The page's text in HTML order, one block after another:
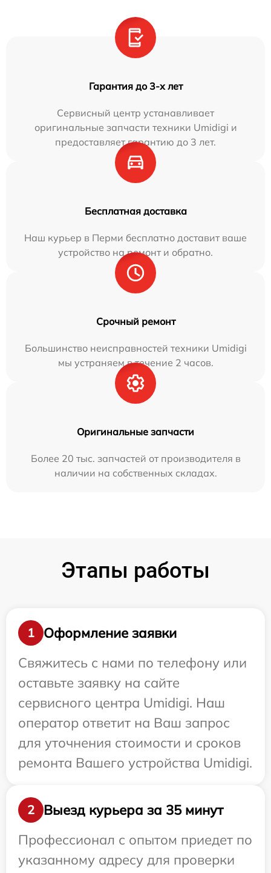
Гарантия до 3-х лет
Сервисный центр устанавливает
оригинальные запчасти техники Umidigi и
предоставляет гарантию до 3 лет.
Бесплатная доставка
Наш курьер в Перми бесплатно доставит ваше
устройство на ремонт и обратно.
Срочный ремонт
Большинство неисправностей техники Umidigi
мы устраняем в течение 2 часов.
Оригинальные запчасти
Более 20 тыс. запчастей от производителя в
наличии на собственных складах.
Этапы работы
1
Оформление заявки
Свяжитесь с нами по телефону или
оставьте заявку на сайте
сервисного центра Umidigi. Наш
оператор ответит на Ваш запрос
для уточнения стоимости и сроков
ремонта Вашего устройства Umidigi.
2
Выезд курьера за 35 минут
Профессионал с опытом приедет по
указанному адресу для проверки